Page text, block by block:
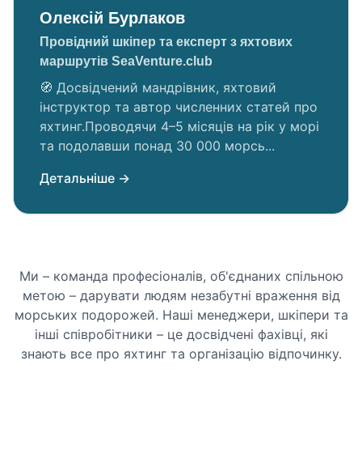
Олексій Бурлаков
Провідний шкіпер та експерт з яхтових
маршрутів SeaVenture.club
🧭 Досвідчений мандрівник, яхтовий
інструктор та автор численних статей про
яхтинг.Проводячи 4–5 місяців на рік у морі
та подолавши понад 30 000 морсь...
Детальніше →
Ми – команда професіоналів, об'єднаних спільною
метою – дарувати людям незабутні враження від
морських подорожей. Наші менеджери, шкіпери та
інші співробітники – це досвідчені фахівці, які
знають все про яхтинг та організацію відпочинку.